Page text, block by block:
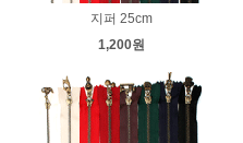
지퍼 25cm
1,200원